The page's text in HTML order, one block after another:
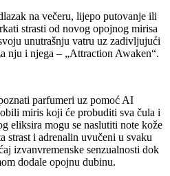
na večeru, lijepo putovanje ili
strasti od novog opojnog mirisa
unutrašnju vatru uz zadivljujući
nju i njega – „Attraction Awaken“.
parfumeri uz pomoć AI
miris koji će probuditi sva čula i
eliksira mogu se naslutiti note kože
strast i adrenalin uvučeni u svaku
izvanvremenske senzualnosti dok
dodale opojnu dubinu.